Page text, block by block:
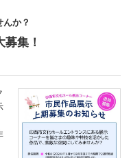
か？
集！